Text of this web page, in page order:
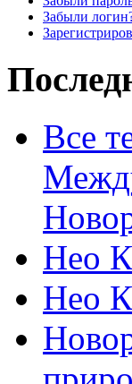
Забыли
Все
Нео
Нео